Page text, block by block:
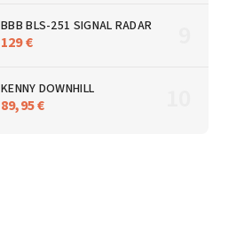
BBB BLS-251 SIGNAL RADAR
129 €
KENNY DOWNHILL
89,95 €